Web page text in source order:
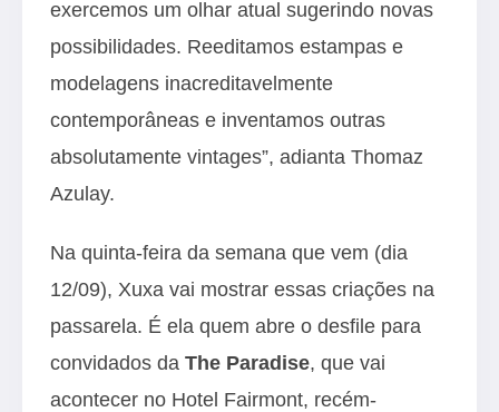
exercemos um olhar atual sugerindo novas
possibilidades. Reeditamos estampas e
modelagens inacreditavelmente
contemporâneas e inventamos outras
absolutamente vintages”, adianta Thomaz
Azulay.
Na quinta-feira da semana que vem (dia
12/09), Xuxa vai mostrar essas criações na
passarela. É ela quem abre o desfile para
convidados da The Paradise, que vai
acontecer no Hotel Fairmont, recém-